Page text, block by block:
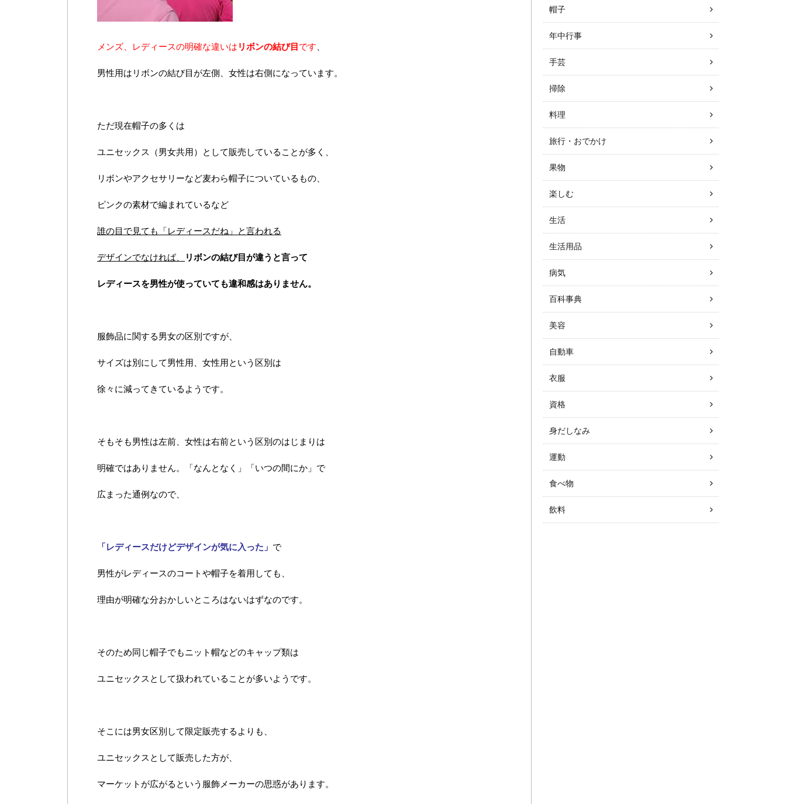
メンズ、レディースの明確な違いは リボンの結び目 です
男性用はリボンの結び目が左側、女性は右側になっています。
ただ現在帽子の多くは
ユニセックス（男女共用）として販売していることが多く、
リボンやアクセサリーなど麦わら帽子についているもの、
ピンクの素材で編まれているなど
誰の目で見ても「レディースだね」と言われる
デザインでなければ、 リボンの結び目が違うと言って
レディースを男性が使っていても違和感はありません。
服飾品に関する男女の区別ですが、
サイズは別にして男性用、女性用という区別は
徐々に減ってきているようです。
そもそも男性は左前、女性は右前という区別のはじまりは
明確ではありません。「なんとなく」「いつの間にか」で
広まった通例なので、
「レディースだけどデザインが気に入った」 で
男性がレディースのコートや帽子を着用しても、
理由が明確な分おかしいところはないはずなのです。
そのため同じ帽子でもニット帽などのキャップ類は
ユニセックスとして扱われていることが多いようです。
そこには男女区別して限定販売するよりも、
ユニセックスとして販売した方が、
マーケットが広がるという服飾メーカーの思惑があります。
帽子
年中行事
手芸
掃除
料理
旅行・おでかけ
果物
楽しむ
生活
生活用品
病気
百科事典
美容
自動車
衣服
資格
身だしなみ
運動
食べ物
飲料